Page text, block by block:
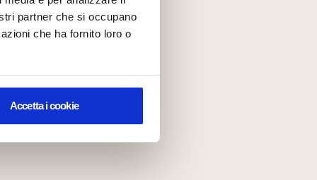
partner che si occupano
che ha fornito loro o
Accetta i cookie